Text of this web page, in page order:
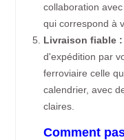
collaboration
qui correspond à
Livraison fiable :
d'expédition par
ferroviaire celle
calendrier, avec
claires.
Comment